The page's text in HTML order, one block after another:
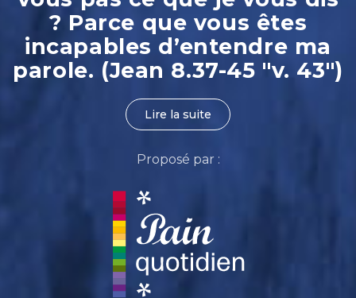
? Parce que vous êtes
incapables d’entendre ma
parole. (Jean 8.37-45 "v. 43")
Lire la suite
Proposé par :